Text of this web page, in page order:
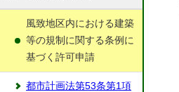
風致地区内における建築
等の規制に関する条例に
基づく許可申請
都市計画法第53条第1項